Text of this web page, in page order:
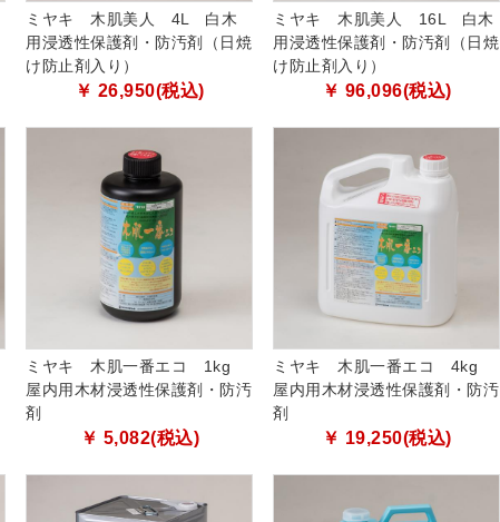
ミヤキ 木肌美人 4L 白木
用浸透性保護剤・防汚剤（日焼
け防止剤入り）
￥ 26,950(税込)
ミヤキ 木肌美人 16L 白木
用浸透性保護剤・防汚剤（日焼
け防止剤入り）
￥ 96,096(税込)
ミヤキ 木肌一番エコ 1kg
屋内用木材浸透性保護剤・防汚
剤
￥ 5,082(税込)
ミヤキ 木肌一番エコ 4kg
屋内用木材浸透性保護剤・防汚
剤
￥ 19,250(税込)